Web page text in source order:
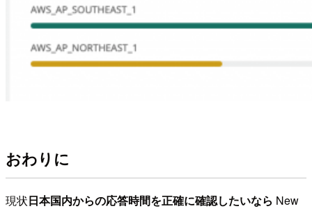
おわりに
現状日本国内からの応答時間を正確に確認したいなら New